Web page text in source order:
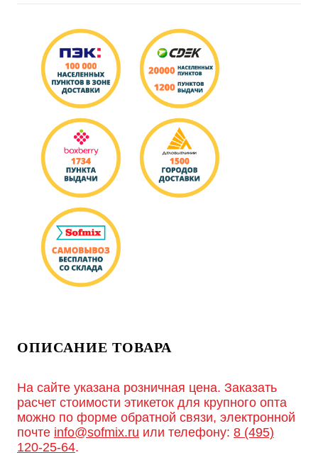
ОПИСАНИЕ ТОВАРА
На сайте указана розничная цена. Заказать
расчет стоимости этикеток для крупного опта
можно по форме обратной связи, электронной
почте info@sofmix.ru или телефону: 8 (495)
120-25-64.